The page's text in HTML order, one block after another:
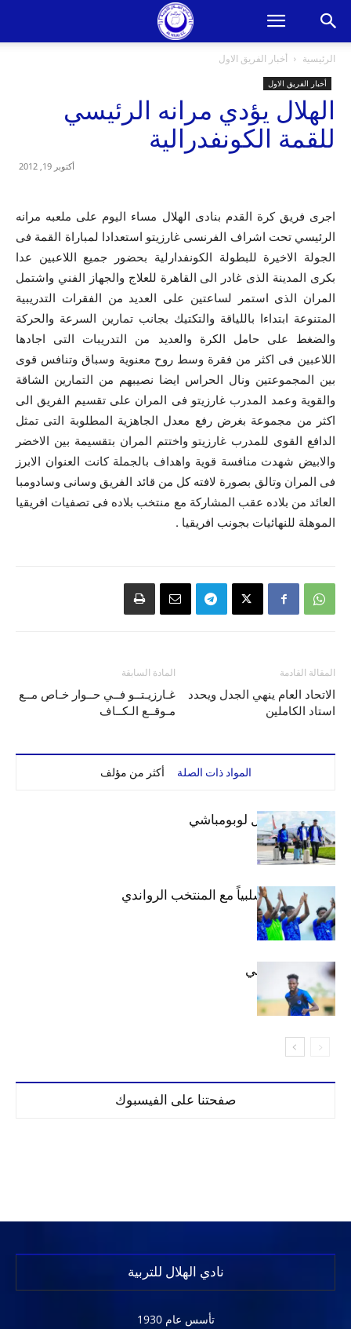
الرئيسية أخبار الفريق الاول
أخبار الفريق الاول
الهلال يؤدي مرانه الرئيسي
للقمة الكونفدرالية
أكتوبر 19, 2012
اجرى فريق كرة القدم بنادى الهلال مساء اليوم على ملعبه مرانه
الرئيسي تحت اشراف الفرنسى غارزيتو استعدادا لمباراة القمة فى
الجولة الاخيرة للبطولة الكونفدارلية بحضور جميع اللاعبين عدا
بكرى المدينة الذى غادر الى القاهرة للعلاج والجهاز الفني واشتمل
المران الذى استمر لساعتين على العديد من الفقرات التدريبية
المتنوعة ابتداءا باللياقة والتكتيك بجانب تمارين السرعة والحركة
والضغط على حامل الكرة والعديد من التدريبات التى اجادها
اللاعبين فى اكثر من فقرة وسط روح معنوية وسباق وتنافس قوى
بين المجموعتين ونال الحراس ايضا نصيبهم من التمارين الشاقة
والقوية وعمد المدرب غارزيتو فى المران على تقسيم الفريق الى
اكثر من مجموعة بغرض رفع معدل الجاهزية المطلوبة التى تمثل
الدافع القوى للمدرب غارزيتو واختتم المران بتقسيمة بين الاخضر
والابيض شهدت منافسة قوية واهداف بالجملة كانت العنوان الابرز
فى المران وتالق بصورة لافته كل من قائد الفريق وسانى وسادومبا
العائد من بلاده عقب المشاركة مع منتخب بلاده فى تصفيات افريقيا
الموهلة للنهائيات بجونب افريقيا .
المادة السابقة
غـارزيـتــو فــي حــوار خـاص مــع
مـوقــع الـكــاف
المقالة القادمة
الاتحاد العام ينهي الجدل ويحدد
استاد الكاملين
المواد ذات الصلة أكثر من مؤلف
بعثة الهلال تصل لوبومباشي
الهلال يتعادل سلبياً مع المنتخب الرواندي
إعدادياً
كنن يصل كيجالي
صفحتنا على الفيسبوك
نادي الهلال للتربية
تأسس عام 1930